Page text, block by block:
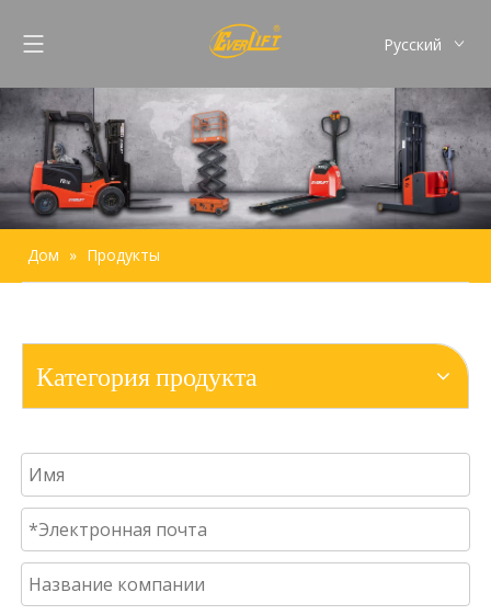
Pусский
Français
Español
Português
Дом » Продукты
Категория продукта